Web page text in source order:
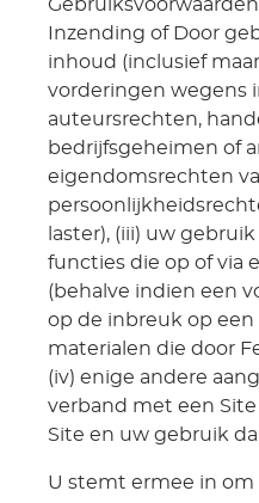
Inzending of Door
inhoud (inclusief
vorderingen wegens
auteursrechten,
bedrijfsgeheimen of
eigendomsrechten
laster), (iii) uw
functies die op of via
(behalve indien een
op de inbreuk op
materialen die door
(iv) enige andere
verband met een
Site en uw gebruik
U stemt ermee in